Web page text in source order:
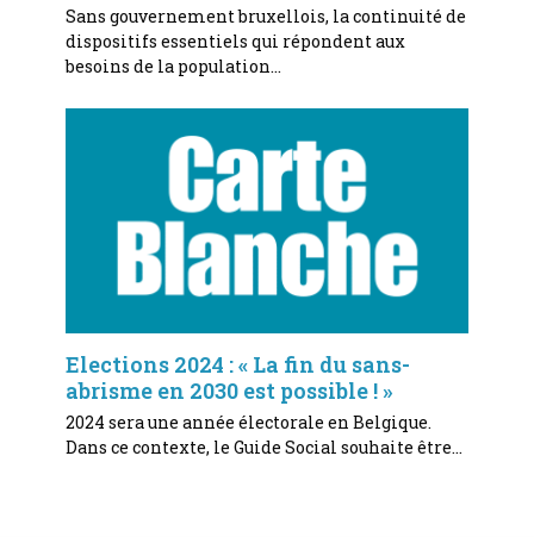
Sans gouvernement bruxellois, la continuité de
dispositifs essentiels qui répondent aux
besoins de la population…
Elections 2024 : « La fin du sans-
abrisme en 2030 est possible ! »
2024 sera une année électorale en Belgique.
Dans ce contexte, le Guide Social souhaite être…